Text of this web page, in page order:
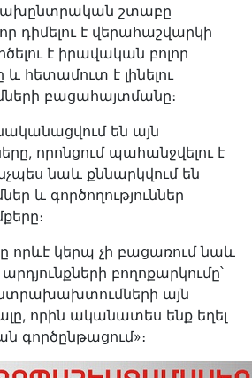
շտաբը
դիմելու է վերահաշվարկի
է իրավական բոլոր
հետամուտ է լինելու
բացահայտմանը։
են այն
որոնցում պահանջվելու է
նաև քննարկվում են
և գործողություններ
որևէ կերպ չի բացառում նաև
բողոքարկումը՝
այն
որին ականատես ենք եղել
գործընթացում»։